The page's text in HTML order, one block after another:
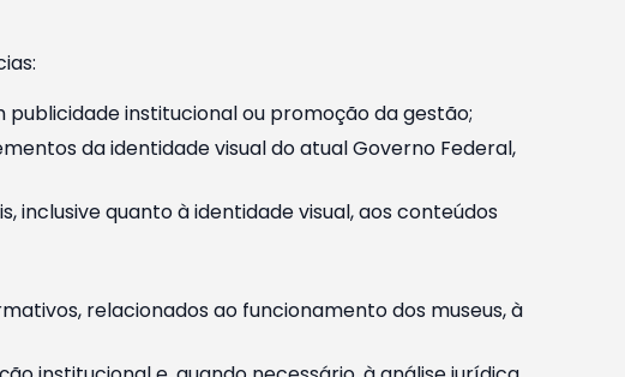
institucional ou promoção da gestão;
da identidade visual do atual Governo Federal,
inclusive quanto à identidade visual, aos conteúdos
relacionados ao funcionamento dos museus, à